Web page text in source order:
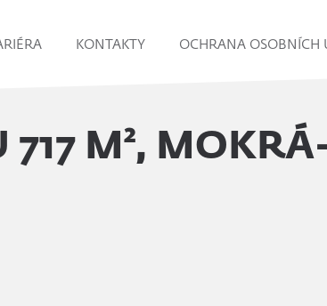
KONTAKTY OCHRANA OSOBNÍCH
717 M²,